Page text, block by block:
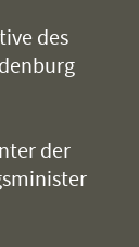
des
der